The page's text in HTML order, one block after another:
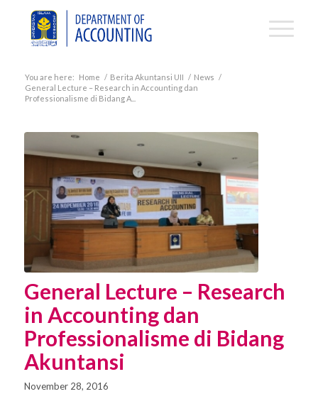
You are here: Home / Berita Akuntansi UII / News /
General Lecture – Research in Accounting dan
Professionalisme di Bidang A...
General Lecture – Research
in Accounting dan
Professionalisme di Bidang
Akuntansi
November 28, 2016